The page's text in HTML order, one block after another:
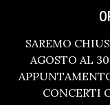
SAREMO
AGOSTO AL
CONCERTI